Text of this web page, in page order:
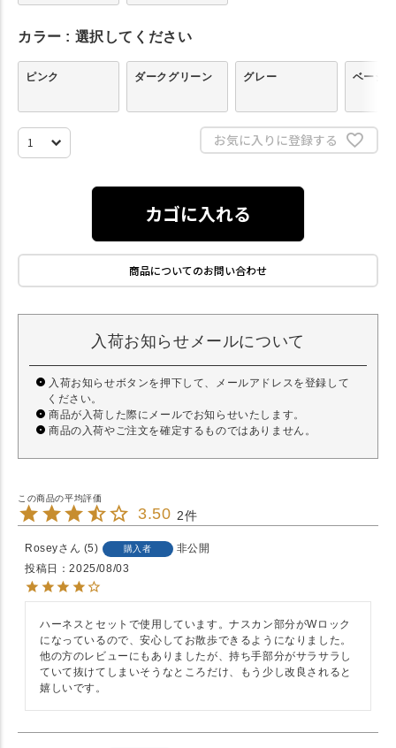
カラー 選択してください
ピンク ダークグリーン グレー ベージュ
お気に入りに登録する
カゴに入れる
商品についてのお問い合わせ
入荷お知らせメールについて
入荷お知らせボタンを押下して、メールアドレスを登録して
ください。
商品が入荷した際にメールでお知らせいたします。
商品の入荷やご注文を確定するものではありません。
3.50 2
Rosey 5 購入者
非公開
投稿日
2025/08/03
ハーネスとセットで使用しています。ナスカン部分がWロック
になっているので、安心してお散歩できるようになりました。
他の方のレビューにもありましたが、持ち手部分がサラサラし
ていて抜けてしまいそうなところだけ、もう少し改良されると
嬉しいです。